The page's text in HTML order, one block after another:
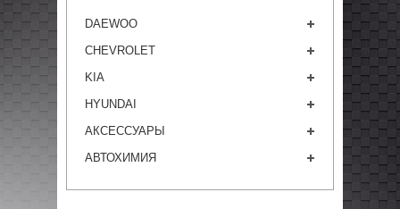
DAEWOO
CHEVROLET
KIA
HYUNDAI
АКСЕССУАРЫ
АВТОХИМИЯ